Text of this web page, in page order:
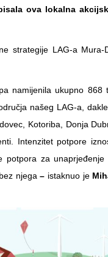
ova lokalna
strategije LAG-a
namijenila ukupno
našeg LAG-a,
Kotoriba, Donja
Intenzitet potpore
za
njega– istaknuo je